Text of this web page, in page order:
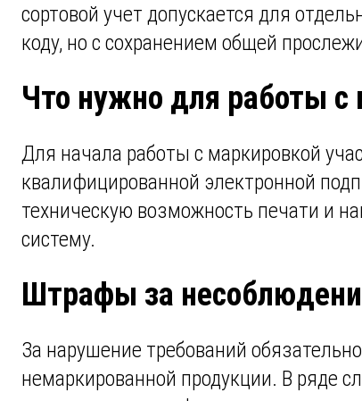
сортовой учет допускается для
коду, но с сохранением общей
Что нужно для работы с
Для начала работы с маркировкой
квалифицированной электронной
техническую возможность печати и
систему.
Штрафы за
За нарушение требований
немаркированной продукции. В ряде